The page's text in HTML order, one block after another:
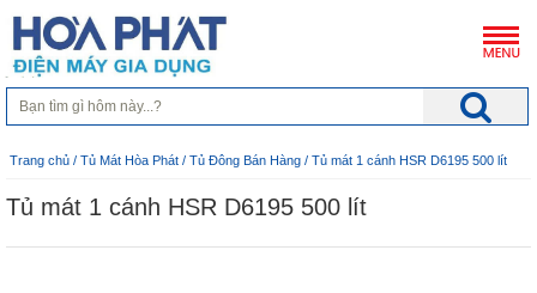
Trang chủ / Tủ Mát Hòa Phát / Tủ Đông Bán Hàng / Tủ mát 1 cánh HSR D6195 500 lít
Tủ mát 1 cánh HSR D6195 500 lít